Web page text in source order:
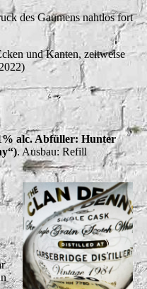
des Gaumens nahtlos fort
und Kanten, zeitweise
alc. Abfüller: Hunter
. Ausbau: Refill